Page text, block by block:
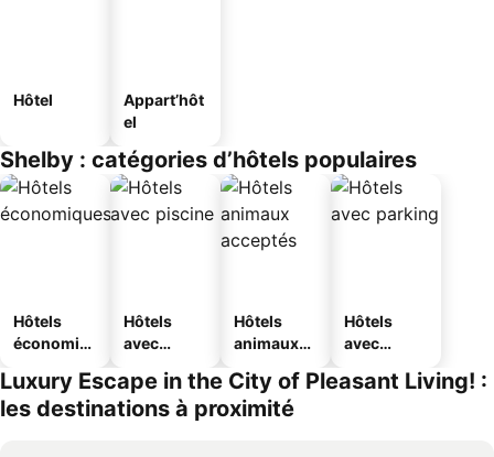
Hôtel
Appart’hôt
el
Shelby : catégories d’hôtels populaires
Hôtels
économiq
Hôtels
avec
Hôtels
animaux
Hôtels
avec
Luxury Escape in the City of Pleasant Living! :
les destinations à proximité